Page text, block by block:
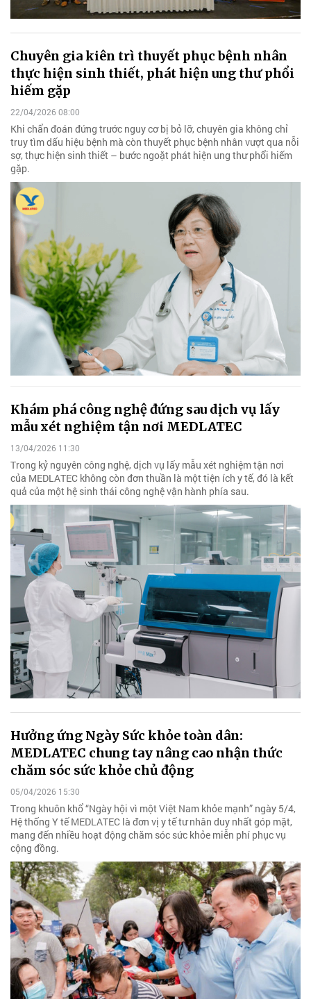
Chuyên gia kiên trì thuyết phục bệnh nhân
thực hiện sinh thiết, phát hiện ung thư phổi
hiếm gặp
22/04/2026 08:00
Khi chẩn đoán đứng trước nguy cơ bị bỏ lỡ, chuyên gia không chỉ
truy tìm dấu hiệu bệnh mà còn thuyết phục bệnh nhân vượt qua nỗi
sợ, thực hiện sinh thiết – bước ngoặt phát hiện ung thư phổi hiếm
gặp.
Khám phá công nghệ đứng sau dịch vụ lấy
mẫu xét nghiệm tận nơi MEDLATEC
13/04/2026 11:30
Trong kỷ nguyên công nghệ, dịch vụ lấy mẫu xét nghiệm tận nơi
của MEDLATEC không còn đơn thuần là một tiện ích y tế, đó là kết
quả của một hệ sinh thái công nghệ vận hành phía sau.
Hưởng ứng Ngày Sức khỏe toàn dân:
MEDLATEC chung tay nâng cao nhận thức
chăm sóc sức khỏe chủ động
05/04/2026 15:30
Trong khuôn khổ “Ngày hội vì một Việt Nam khỏe mạnh” ngày 5/4,
Hệ thống Y tế MEDLATEC là đơn vị y tế tư nhân duy nhất góp mặt,
mang đến nhiều hoạt động chăm sóc sức khỏe miễn phí phục vụ
cộng đồng.